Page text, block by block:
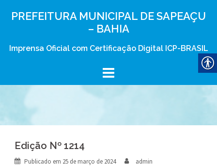
PREFEITURA MUNICIPAL DE SAPEAÇU
– BAHIA
Imprensa Oficial com Certificação Digital ICP-BRASIL
Edição Nº 1214
Publicado em 25 de março de 2024
admin